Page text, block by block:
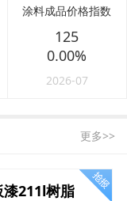
涂料成品价格指数
125
0.00%
2026-07
更多>>
漆211l树脂